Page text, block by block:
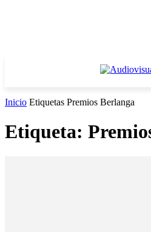
Inicio Etiquetas Premios Berlanga
Etiqueta: